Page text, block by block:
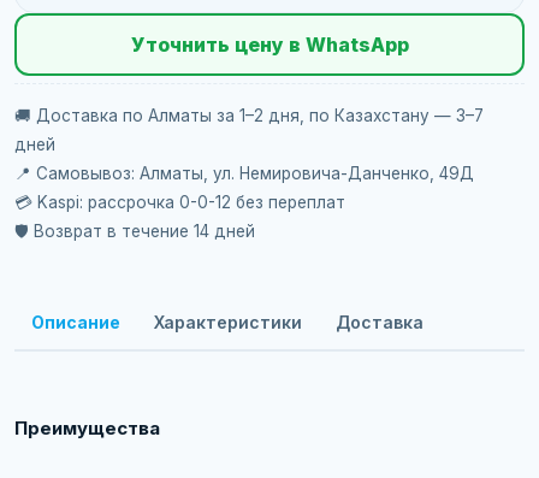
Уточнить цену в WhatsApp
🚚 Доставка по Алматы за 1–2 дня, по Казахстану — 3–7
дней
📍 Самовывоз: Алматы, ул. Немировича-Данченко, 49Д
💳 Kaspi: рассрочка 0-0-12 без переплат
🛡️ Возврат в течение 14 дней
Описание Характеристики Доставка
Преимущества